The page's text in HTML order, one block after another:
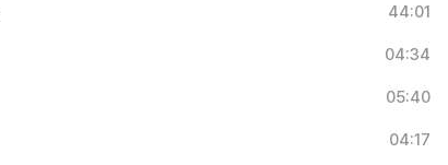
44:01
04:34
05:40
04:17